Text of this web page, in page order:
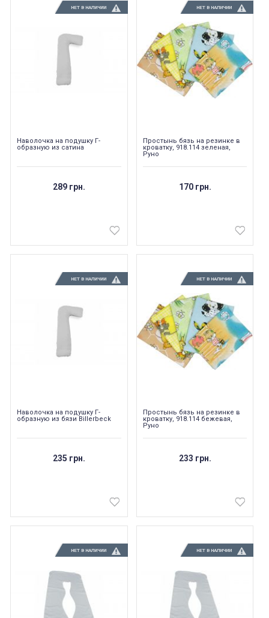
НЕТ В НАЛИЧИИ
Наволочка на подушку Г-
образную из сатина
289 грн.
НЕТ В НАЛИЧИИ
Простынь бязь на резинке в
кроватку, 918.114 зеленая,
Руно
170 грн.
НЕТ В НАЛИЧИИ
Наволочка на подушку Г-
образную из бязи Billerbeck
235 грн.
НЕТ В НАЛИЧИИ
Простынь бязь на резинке в
кроватку, 918.114 бежевая,
Руно
233 грн.
НЕТ В НАЛИЧИИ НЕТ В НАЛИЧИИ